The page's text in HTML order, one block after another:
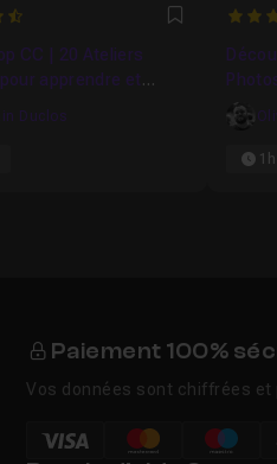
Favori
CC | 20 Ateliers
apprendre et
Duclos
5
Paiement 100%
Vos données sont chiffrées